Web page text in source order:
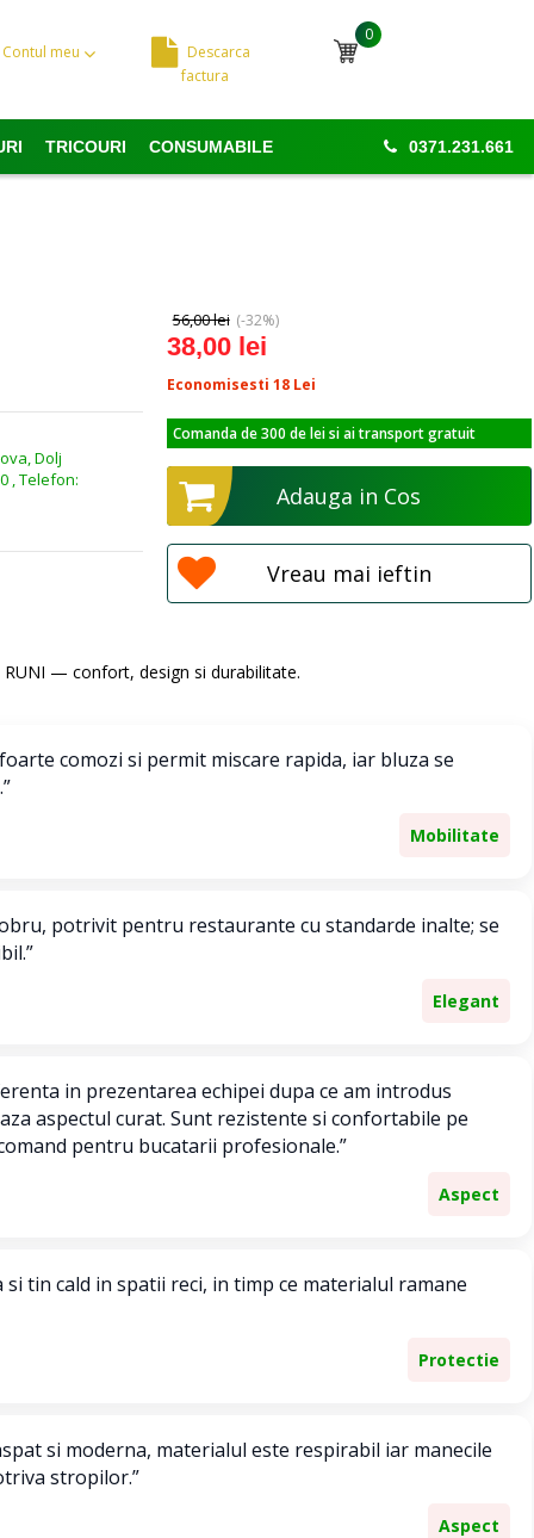
Contul meu
Descarca
factura
0
TRICOURI CONSUMABILE 0371.231.661
Dolj
, Telefon:
56,00 lei (-32%)
38,00 lei
Economisesti 18 Lei
Comanda de 300 de lei si ai transport gratuit
Adauga in Cos
Vreau mai ieftin
RUNI — confort, design si durabilitate.
comozi si permit miscare rapida, iar bluza se
Mobilitate
potrivit pentru restaurante cu standarde inalte; se
Elegant
in prezentarea echipei dupa ce am introdus
aspectul curat. Sunt rezistente si confortabile pe
pentru bucatarii profesionale.”
Aspect
tin cald in spatii reci, in timp ce materialul ramane
Protectie
si moderna, materialul este respirabil iar manecile
stropilor.”
Aspect